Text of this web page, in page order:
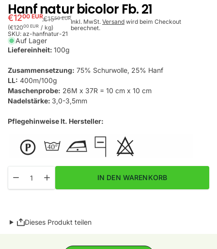
Hanf natur bicolor Fb. 21
€1550 EUR
€1200 EUR
Stückpreis
(€12000 EUR / pro
kg)
Inkl. MwSt. Versand wird beim Checkout
berechnet.
SKU: az-hanfnatur-21
Auf Lager
Liefereinheit: 100g
Zusammensetzung: 75% Schurwolle, 25% Hanf
LL: 400m/100g
Maschenprobe: 26M x 37R = 10 cm x 10 cm
Nadelstärke: 3,0-3,5mm
Pflegehinweise lt. Hersteller:
Menge für Hanf natur bicolor Fb. 21 verringern
Menge für Hanf natur bicolor Fb. 21 erhöhen
IN DEN WARENKORB
Dieses Produkt teilen